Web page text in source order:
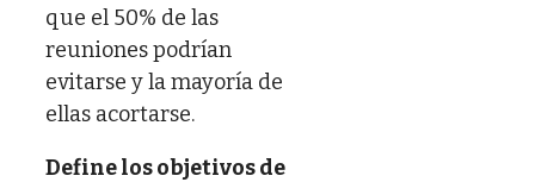
que el 50% de las
reuniones podrían
evitarse y la mayoría de
ellas acortarse.
Define los objetivos de